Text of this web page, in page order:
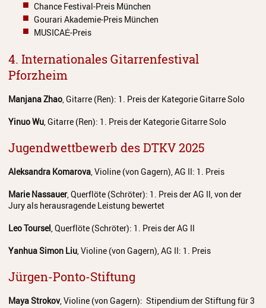
Chance Festival-Preis München
Gourari Akademie-Preis München
MUSICAĖ-Preis
4. Internationales Gitarrenfestival
Pforzheim
Manjana Zhao, Gitarre (Ren): 1. Preis der Kategorie Gitarre Solo
Yinuo Wu, Gitarre (Ren): 1. Preis der Kategorie Gitarre Solo
Jugendwettbewerb des DTKV 2025
Aleksandra Komarova, Violine (von Gagern), AG II: 1. Preis
Marie Nassauer, Querflöte (Schröter): 1. Preis der AG II, von der
Jury als herausragende Leistung bewertet
Leo Toursel, Querflöte (Schröter): 1. Preis der AG II
Yanhua Simon Liu, Violine (von Gagern), AG II: 1. Preis
Jürgen-Ponto-Stiftung
Maya Strokov, Violine (von Gagern): Stipendium der Stiftung für 3